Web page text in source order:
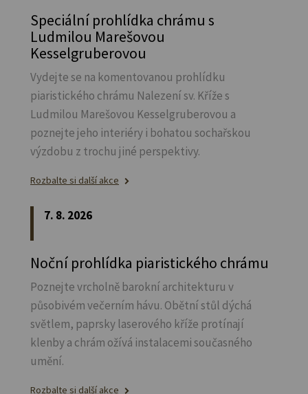
Speciální prohlídka chrámu s
Ludmilou Marešovou
Kesselgruberovou
Vydejte se na komentovanou prohlídku
piaristického chrámu Nalezení sv. Kříže s
Ludmilou Marešovou Kesselgruberovou a
poznejte jeho interiéry i bohatou sochařskou
výzdobu z trochu jiné perspektivy.
Rozbalte si další akce
7. 8. 2026
Noční prohlídka piaristického chrámu
Poznejte vrcholně barokní architekturu v
působivém večerním hávu. Obětní stůl dýchá
světlem, paprsky laserového kříže protínají
klenby a chrám ožívá instalacemi současného
umění.
Rozbalte si další akce